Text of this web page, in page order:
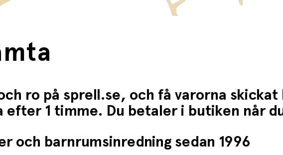
ro på sprell.se, och få varorna
efter 1 timme. Du betaler i butiken når
och barnrumsinredning sedan 1996